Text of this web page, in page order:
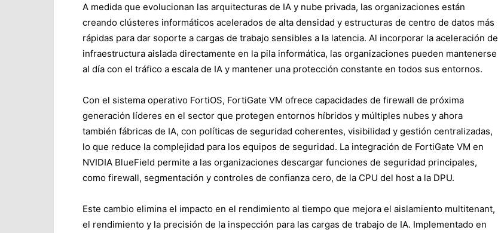
A medida que evolucionan las arquitecturas de IA y nube privada, las organizaciones están
creando clústeres informáticos acelerados de alta densidad y estructuras de centro de datos más
rápidas para dar soporte a cargas de trabajo sensibles a la latencia. Al incorporar la aceleración de
infraestructura aislada directamente en la pila informática, las organizaciones pueden mantenerse
al día con el tráfico a escala de IA y mantener una protección constante en todos sus entornos.
Con el sistema operativo FortiOS, FortiGate VM ofrece capacidades de firewall de próxima
generación líderes en el sector que protegen entornos híbridos y múltiples nubes y ahora
también fábricas de IA, con políticas de seguridad coherentes, visibilidad y gestión centralizadas,
lo que reduce la complejidad para los equipos de seguridad. La integración de FortiGate VM en
NVIDIA BlueField permite a las organizaciones descargar funciones de seguridad principales,
como firewall, segmentación y controles de confianza cero, de la CPU del host a la DPU.
Este cambio elimina el impacto en el rendimiento al tiempo que mejora el aislamiento multitenant,
el rendimiento y la precisión de la inspección para las cargas de trabajo de IA. Implementado en